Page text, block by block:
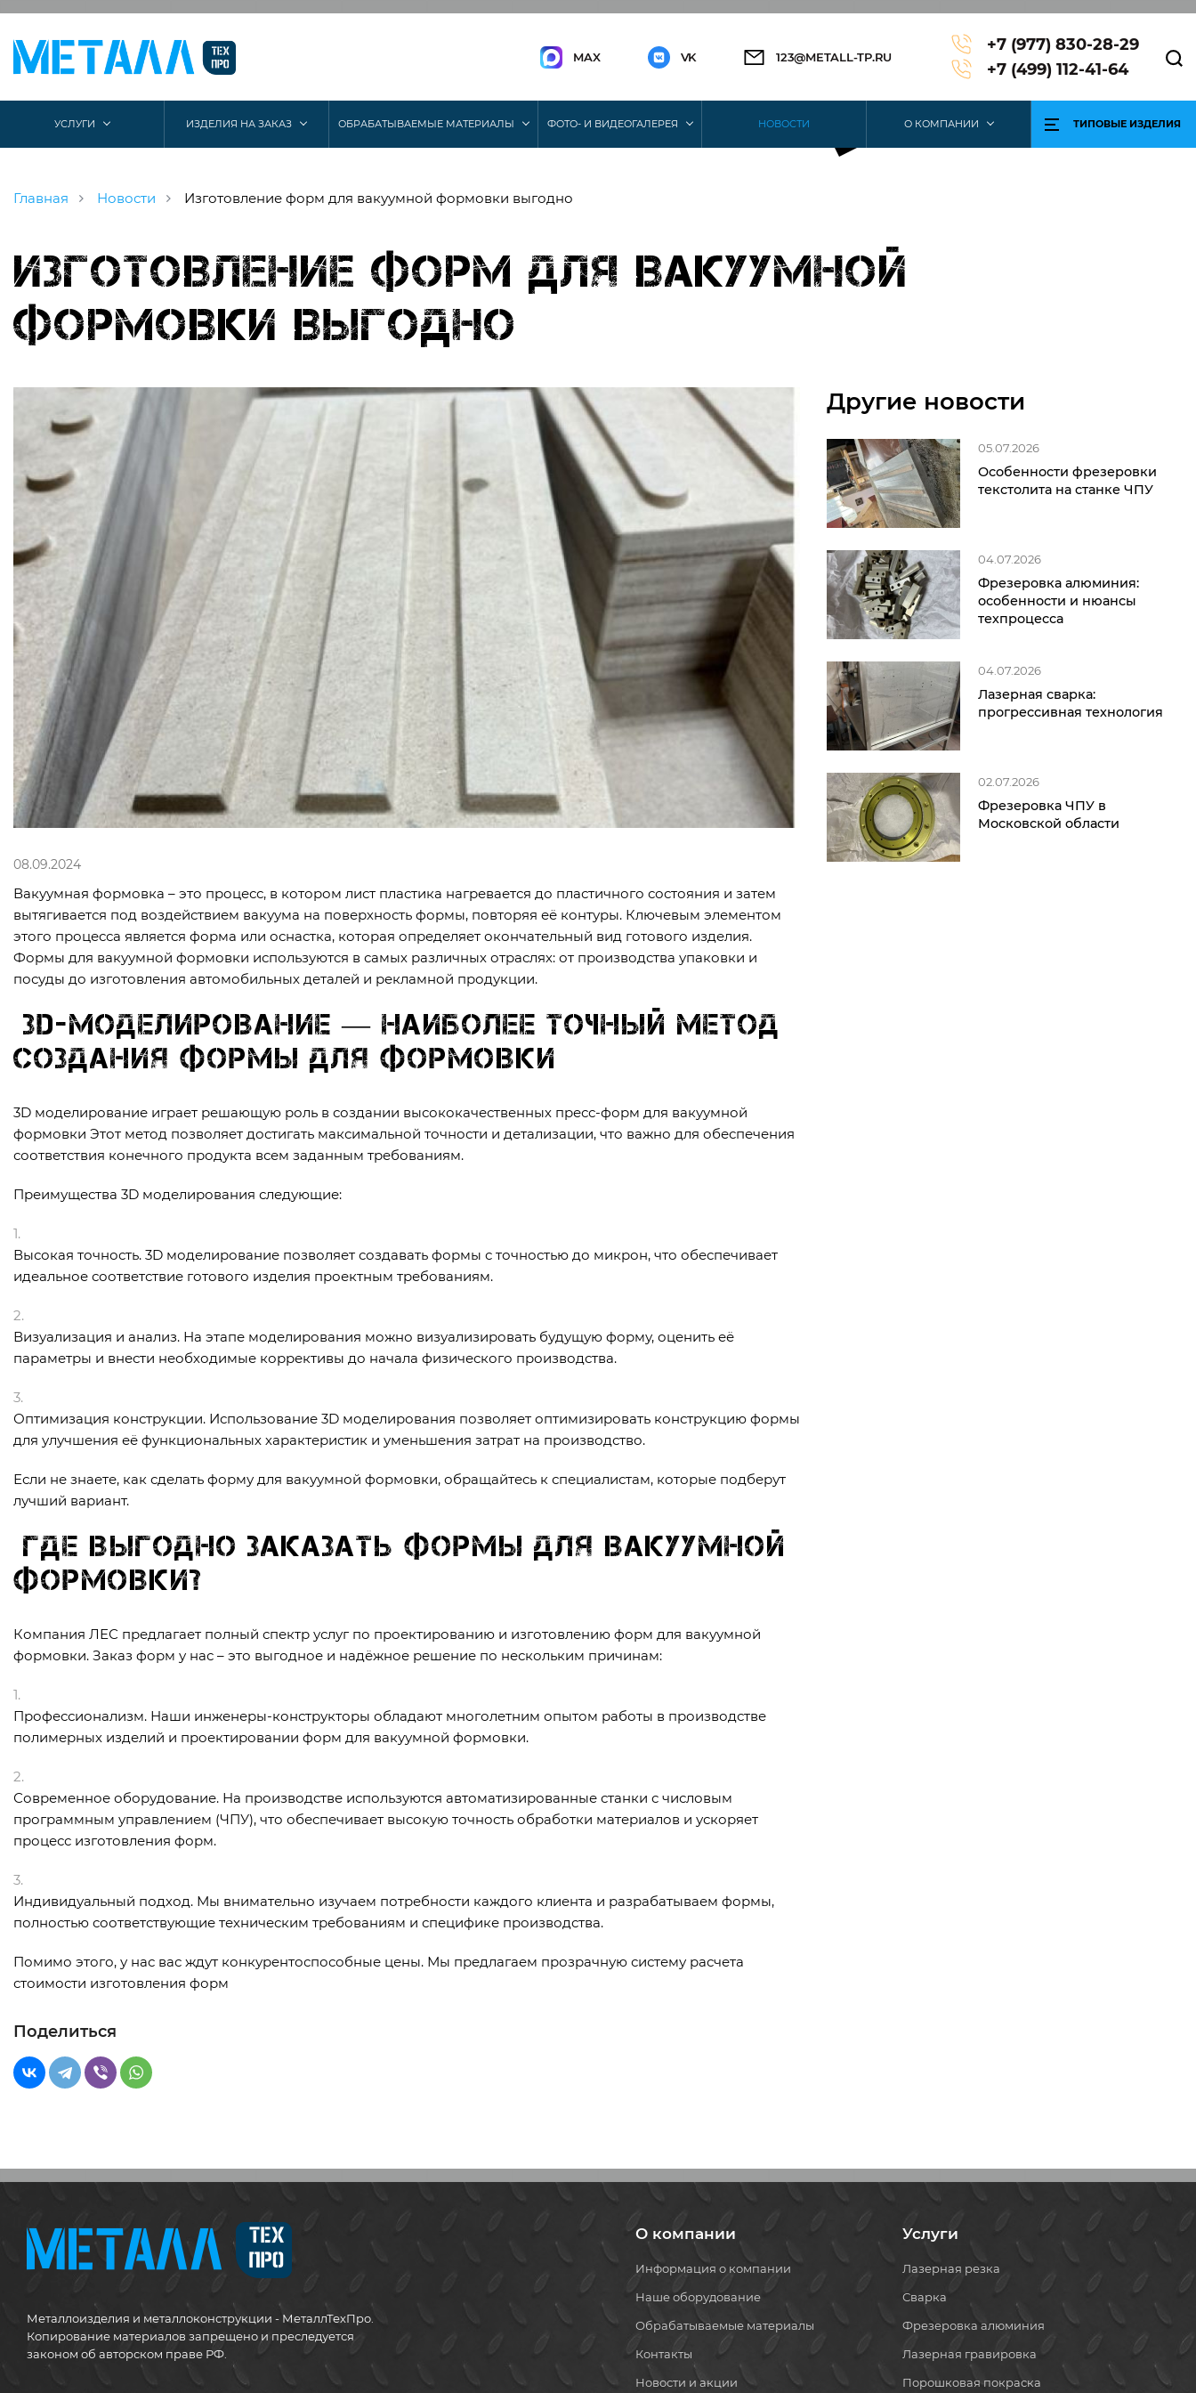
MAX VK 123@METALL-TP.RU
+7 (977) 830-28-29
+7 (499) 112-41-64
УСЛУГИ ИЗДЕЛИЯ НА ЗАКАЗ ОБРАБАТЫВАЕМЫЕ МАТЕРИАЛЫ ФОТО- И ВИДЕОГАЛЕРЕЯ НОВОСТИ О КОМПАНИИ ТИПОВЫЕ ИЗДЕЛИЯ
Главная Новости Изготовление форм для вакуумной формовки выгодно
Изготовление форм для вакуумной
формовки выгодно
08.09.2024
Вакуумная формовка – это процесс, в котором лист пластика нагревается до пластичного состояния и затем
вытягивается под воздействием вакуума на поверхность формы, повторяя её контуры. Ключевым элементом
этого процесса является форма или оснастка, которая определяет окончательный вид готового изделия.
Формы для вакуумной формовки используются в самых различных отраслях: от производства упаковки и
посуды до изготовления автомобильных деталей и рекламной продукции.
3D-моделирование — наиболее точный метод
создания формы для формовки
3D моделирование играет решающую роль в создании высококачественных пресс-форм для вакуумной
формовки Этот метод позволяет достигать максимальной точности и детализации, что важно для обеспечения
соответствия конечного продукта всем заданным требованиям.
Преимущества 3D моделирования следующие:
Высокая точность. 3D моделирование позволяет создавать формы с точностью до микрон, что обеспечивает
идеальное соответствие готового изделия проектным требованиям.
Визуализация и анализ. На этапе моделирования можно визуализировать будущую форму, оценить её
параметры и внести необходимые коррективы до начала физического производства.
Оптимизация конструкции. Использование 3D моделирования позволяет оптимизировать конструкцию формы
для улучшения её функциональных характеристик и уменьшения затрат на производство.
Если не знаете, как сделать форму для вакуумной формовки, обращайтесь к специалистам, которые подберут
лучший вариант.
Где выгодно заказать формы для вакуумной
формовки?
Компания ЛЕС предлагает полный спектр услуг по проектированию и изготовлению форм для вакуумной
формовки. Заказ форм у нас – это выгодное и надёжное решение по нескольким причинам:
Профессионализм. Наши инженеры-конструкторы обладают многолетним опытом работы в производстве
полимерных изделий и проектировании форм для вакуумной формовки.
Современное оборудование. На производстве используются автоматизированные станки с числовым
программным управлением (ЧПУ), что обеспечивает высокую точность обработки материалов и ускоряет
процесс изготовления форм.
Индивидуальный подход. Мы внимательно изучаем потребности каждого клиента и разрабатываем формы,
полностью соответствующие техническим требованиям и специфике производства.
Помимо этого, у нас вас ждут конкурентоспособные цены. Мы предлагаем прозрачную систему расчета
стоимости изготовления форм
Поделиться
Другие новости
05.07.2026
Особенности фрезеровки
текстолита на станке ЧПУ
04.07.2026
Фрезеровка алюминия:
особенности и нюансы
техпроцесса
04.07.2026
Лазерная сварка:
прогрессивная технология
02.07.2026
Фрезеровка ЧПУ в
Московской области
Металлоизделия и металлоконструкции - МеталлТехПро.
Копирование материалов запрещено и преследуется
законом об авторском праве РФ.
О компании
Информация о компании
Наше оборудование
Обрабатываемые материалы
Контакты
Новости и акции
Услуги
Лазерная резка
Сварка
Фрезеровка алюминия
Лазерная гравировка
Порошковая покраска